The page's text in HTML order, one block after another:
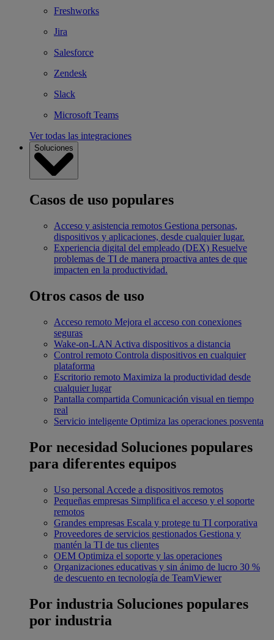
Freshworks
Jira
Salesforce
Zendesk
Slack
Microsoft Teams
Ver todas las integraciones
Soluciones
Casos de uso populares
Acceso y asistencia remotos Gestiona personas,
dispositivos y aplicaciones, desde cualquier lugar.
Experiencia digital del empleado (DEX) Resuelve
problemas de TI de manera proactiva antes de que
impacten en la productividad.
Otros casos de uso
Acceso remoto Mejora el acceso con conexiones
seguras
Wake-on-LAN Activa dispositivos a distancia
Control remoto Controla dispositivos en cualquier
plataforma
Escritorio remoto Maximiza la productividad desde
cualquier lugar
Pantalla compartida Comunicación visual en tiempo
real
Servicio inteligente Optimiza las operaciones posventa
Por necesidad Soluciones populares
para diferentes equipos
Uso personal Accede a dispositivos remotos
Pequeñas empresas Simplifica el acceso y el soporte
remotos
Grandes empresas Escala y protege tu TI corporativa
Proveedores de servicios gestionados Gestiona y
mantén la TI de tus clientes
OEM Optimiza el soporte y las operaciones
Organizaciones educativas y sin ánimo de lucro 30 %
de descuento en tecnología de TeamViewer
Por industria Soluciones populares
por industria